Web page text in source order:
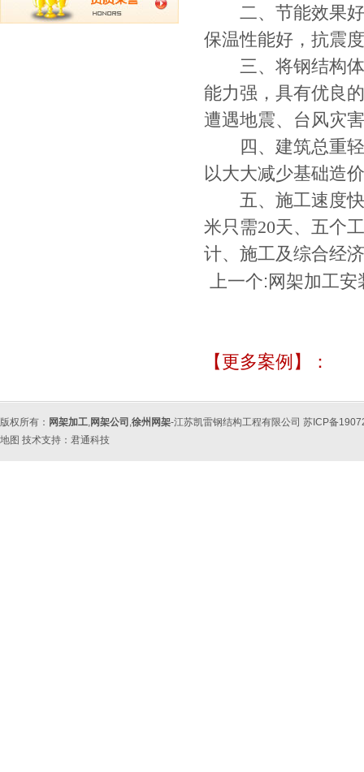
二、节能效果好
保温性能好，抗震
三、将钢结构体
能力强，具有优良
遭遇地震、台风灾
四、建筑总重轻
以大大减少基础造
五、施工速度快
米只需20天、五个
计、施工及综合经
上一个: 网架加工
【更多案例】：
版权所有： 网架加工,网架公司 ,徐州网架-江苏凯雷钢结构工程有限公司 苏ICP备
地图 技术支持： 君通科技